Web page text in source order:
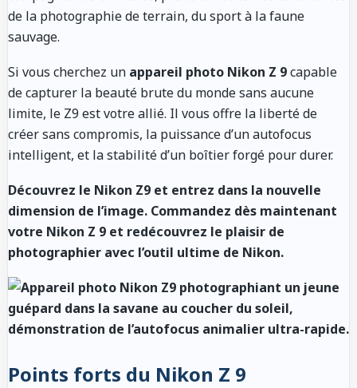
de la photographie de terrain, du sport à la faune
sauvage.
Si vous cherchez un appareil photo Nikon Z 9capable
de capturer la beauté brute du monde sans aucune
limite, le Z9 est votre allié. Il vous offre la liberté de
créer sans compromis, la puissance d’un autofocus
intelligent, et la stabilité d’un boîtier forgé pour durer.
Découvrez le Nikon Z9 et entrez dans la nouvelle
dimension de l’image. Commandez dès maintenant
votre Nikon Z 9 et redécouvrez le plaisir de
photographier avec l’outil ultime de Nikon.
Points forts du Nikon Z 9